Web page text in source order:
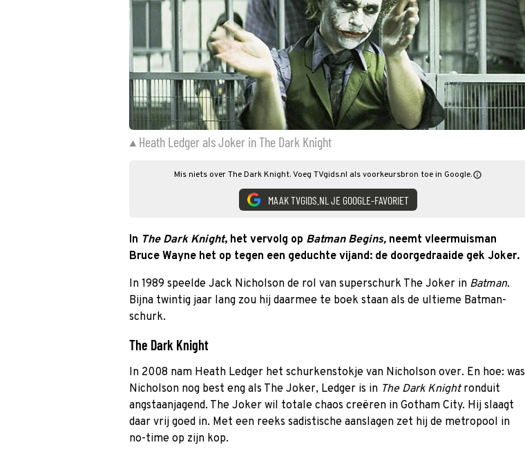
Heath Ledger als Joker in The Dark Knight
Mis niets over The Dark Knight. Voeg TVgids.nl als voorkeursbron toe in Google.
MAAK TVGIDS.NL JE GOOGLE-FAVORIET
In The Dark Knight, het vervolg op Batman Begins, neemt vleermuisman
Bruce Wayne het op tegen een geduchte vijand: de doorgedraaide gek Joker.
In 1989 speelde Jack Nicholson de rol van superschurk The Joker in Batman.
Bijna twintig jaar lang zou hij daarmee te boek staan als de ultieme Batman-
schurk.
The Dark Knight
In 2008 nam Heath Ledger het schurkenstokje van Nicholson over. En hoe: was
Nicholson nog best eng als The Joker, Ledger is in The Dark Knightronduit
angstaanjagend. The Joker wil totale chaos creëren in Gotham City. Hij slaagt
daar vrij goed in. Met een reeks sadistische aanslagen zet hij de metropool in
no-time op zijn kop.